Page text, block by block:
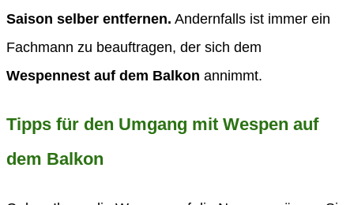
Saison selber entfernen. Andernfalls ist immer ein
Fachmann zu beauftragen, der sich dem
Wespennest auf dem Balkon annimmt.
Tipps für den Umgang mit Wespen auf
dem Balkon